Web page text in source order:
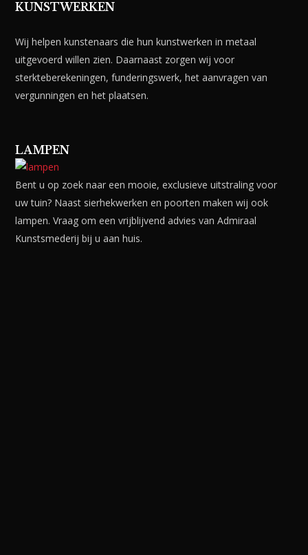
KUNSTWERKEN
Wij helpen kunstenaars die hun kunstwerken in metaal
uitgevoerd willen zien. Daarnaast zorgen wij voor
sterkteberekeningen, funderingswerk, het aanvragen van
vergunningen en het plaatsen.
LAMPEN
Bent u op zoek naar een mooie, exclusieve uitstraling voor
uw tuin? Naast sierhekwerken en poorten maken wij ook
lampen. Vraag om een vrijblijvend advies van Admiraal
Kunstsmederij bij u aan huis.